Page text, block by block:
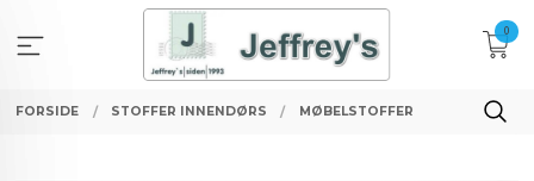
innholdet
0
FORSIDE STOFFER INNENDØRS MØBELSTOFFER